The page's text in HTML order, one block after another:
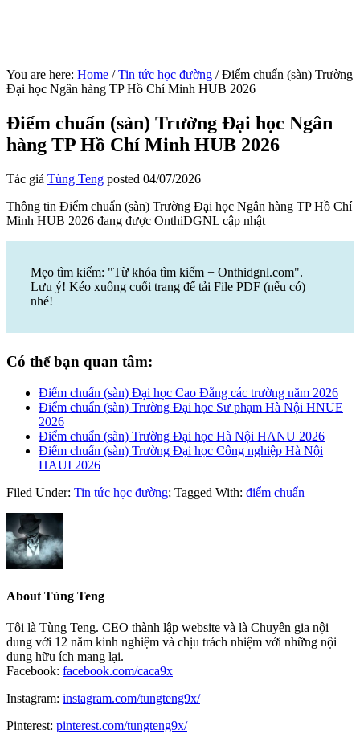
You are here: Home / Tin tức học đường /Điểm chuẩn (sàn) Trường
Đại học Ngân hàng TP Hồ Chí Minh HUB 2026
Điểm chuẩn (sàn) Trường Đại học Ngân
hàng TP Hồ Chí Minh HUB 2026
Tác giả Tùng Teng posted 04/07/2026
Thông tin Điểm chuẩn (sàn) Trường Đại học Ngân hàng TP Hồ Chí
Minh HUB 2026 đang được OnthiDGNL cập nhật
Mẹo tìm kiếm: "Từ khóa tìm kiếm + Onthidgnl.com".
Lưu ý! Kéo xuống cuối trang để tải File PDF (nếu có)
nhé!
Có thể bạn quan tâm:
Điểm chuẩn (sàn) Đại học Cao Đẳng các trường năm 2026
Điểm chuẩn (sàn) Trường Đại học Sư phạm Hà Nội HNUE
2026
Điểm chuẩn (sàn) Trường Đại học Hà Nội HANU 2026
Điểm chuẩn (sàn) Trường Đại học Công nghiệp Hà Nội
HAUI 2026
Filed Under: Tin tức học đường; Tagged With: điểm chuẩn
About Tùng Teng
Tôi là Tùng Teng. CEO thành lập website và là Chuyên gia nội
dung với 12 năm kinh nghiệm và chịu trách nhiệm với những nội
dung hữu ích mang lại.
Facebook: facebook.com/caca9x
Instagram: instagram.com/tungteng9x/
Pinterest: pinterest.com/tungteng9x/